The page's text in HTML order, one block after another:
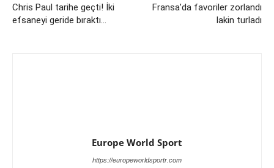
Chris Paul tarihe geçti! İki
efsaneyi geride bıraktı…
Fransa’da favoriler zorlandı
lakin turladı
Europe World Sport
https://europeworldsportr.com